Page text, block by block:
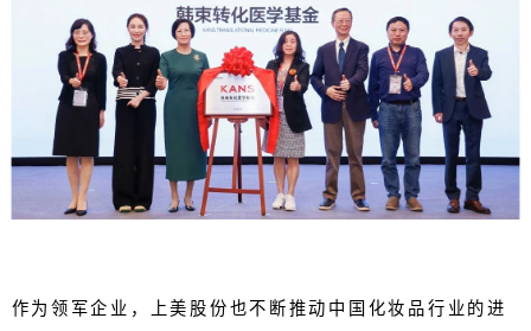
作为领军企业，上美股份也不断推动中国化妆品行业的进